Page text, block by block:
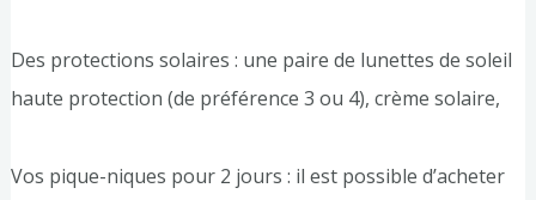
Des protections solaires : une paire de lunettes de soleil
haute protection (de préférence 3 ou 4), crème solaire,
Vos pique-niques pour 2 jours : il est possible d’acheter